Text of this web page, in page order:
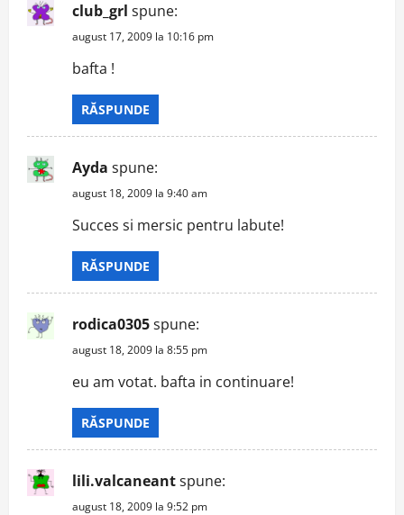
club_grl spune:
august 17, 2009 la 10:16 pm
bafta !
RĂSPUNDE
Ayda spune:
august 18, 2009 la 9:40 am
Succes si mersic pentru labute!
RĂSPUNDE
rodica0305spune:
august 18, 2009 la 8:55 pm
eu am votat. bafta in continuare!
RĂSPUNDE
lili.valcaneantspune:
august 18, 2009 la 9:52 pm